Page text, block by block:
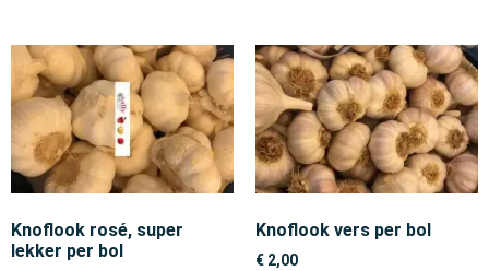
Knoflook rosé, super
lekker per bol
Knoflook vers per bol
€ 2,00